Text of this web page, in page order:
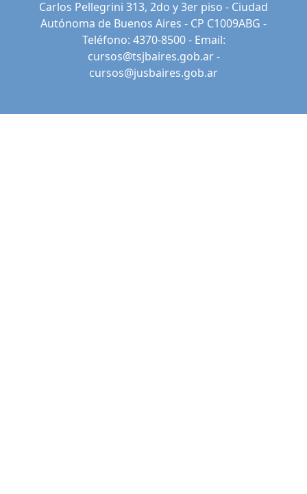
Carlos Pellegrini 313, 2do y 3er piso - Ciudad
Autónoma de Buenos Aires - CP C1009ABG -
Teléfono: 4370-8500 - Email:
cursos@tsjbaires.gob.ar-
cursos@jusbaires.gob.ar